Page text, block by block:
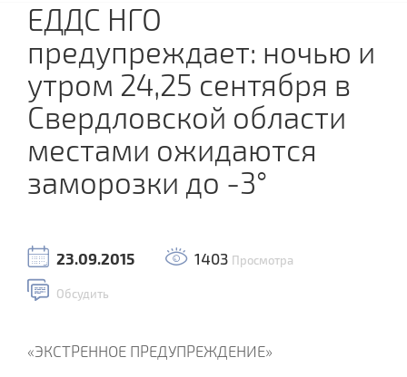
ЕДДС НГО
предупреждает: ночью и
утром 24,25 сентября в
Свердловской области
местами ожидаются
заморозки до -3°
23.09.2015 1403 Просмотра
Обсудить
«ЭКСТРЕННОЕ ПРЕДУПРЕЖДЕНИЕ»